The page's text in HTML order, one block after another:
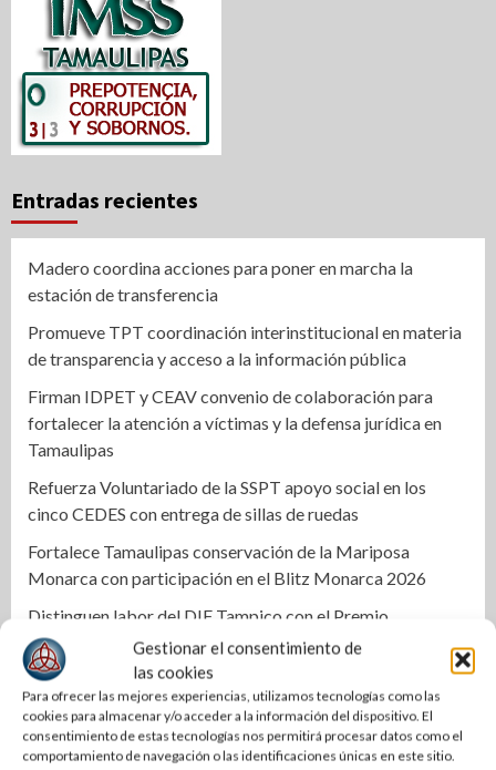
Gestionar el consentimiento de
las cookies
Para ofrecer las mejores experiencias, utilizamos tecnologías como las
cookies para almacenar y/o acceder a la información del dispositivo. El
consentimiento de estas tecnologías nos permitirá procesar datos como el
comportamiento de navegación o las identificaciones únicas en este sitio.
Entradas recientes
Madero coordina acciones para poner en marcha la
estación de transferencia
Promueve TPT coordinación interinstitucional en materia
de transparencia y acceso a la información pública
Firman IDPET y CEAV convenio de colaboración para
fortalecer la atención a víctimas y la defensa jurídica en
Tamaulipas
Refuerza Voluntariado de la SSPT apoyo social en los
cinco CEDES con entrega de sillas de ruedas
Fortalece Tamaulipas conservación de la Mariposa
Monarca con participación en el Blitz Monarca 2026
Distinguen labor del DIF Tampico con el Premio
Internacional Tonantzin 2026
La patria se ama y se defiende: Olga Sosa en Valle
Hermoso
Repone COMAPA Altamira líneas de drenaje en colonias y